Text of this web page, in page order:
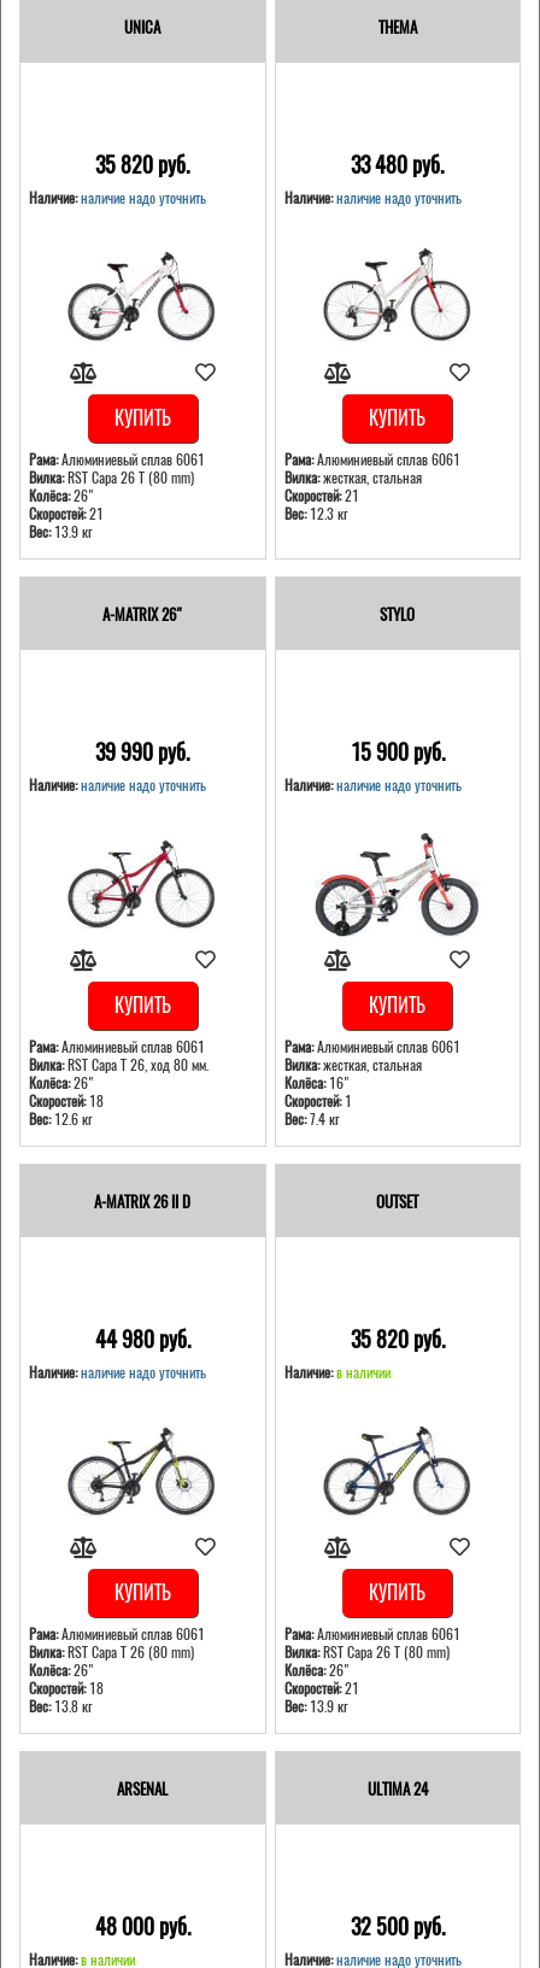
UNICA
35 820 pуб.
Наличие:наличие надо уточнить
КУПИТЬ
Рама:Алюминиевый сплав 6061
Вилка:RST Capa 26 T (80 mm)
Колёса:26"
Скоростей:21
Вес:13.9 кг
THEMA
33 480 pуб.
Наличие: наличие надо уточнить
КУПИТЬ
Рама:Алюминиевый сплав 6061
Вилка:жесткая, стальная
Скоростей:21
Вес:12.3 кг
A-MATRIX 26"
39 990 pуб.
Наличие:наличие надо уточнить
КУПИТЬ
Рама:Алюминиевый сплав 6061
Вилка:RST Capa T 26, ход 80 мм.
Колёса:26"
Скоростей:18
Вес:12.6 кг
STYLO
15 900 pуб.
Наличие: наличие надо уточнить
КУПИТЬ
Рама:Алюминиевый сплав 6061
Вилка:жесткая, стальная
Колёса:16"
Скоростей:1
Вес:7.4 кг
A-MATRIX 26 II D
44 980 pуб.
Наличие:наличие надо уточнить
КУПИТЬ
Рама:Алюминиевый сплав 6061
Вилка:RST Capa T 26 (80 mm)
Колёса:26"
Скоростей:18
Вес:13.8 кг
OUTSET
35 820 pуб.
Наличие: в наличии
КУПИТЬ
Рама:Алюминиевый сплав 6061
Вилка:RST Capa 26 T (80 mm)
Колёса:26"
Скоростей:21
Вес:13.9 кг
ARSENAL
48 000 pуб.
Наличие:в наличии
ULTIMA 24
32 500 pуб.
Наличие: наличие надо уточнить